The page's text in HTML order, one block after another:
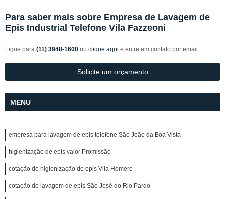
Para saber mais sobre Empresa de Lavagem de
Epis Industrial Telefone Vila Fazzeoni
Ligue para (11) 3948-1600 ou clique aqui e entre em contato por email.
Solicite um orçamento
MENU
empresa para lavagem de epis telefone São João da Boa Vista
higienização de epis valor Promissão
cotação de higienização de epis Vila Homero
cotação de lavagem de epis São José do Rio Pardo